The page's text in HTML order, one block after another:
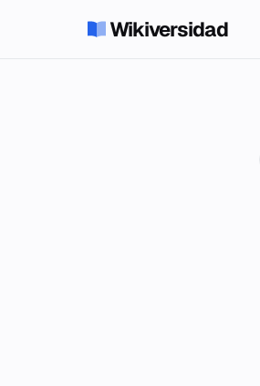
Wikiversidad